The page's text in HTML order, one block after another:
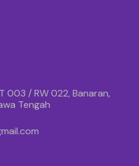
003 / RW 022, Banaran,
Tengah